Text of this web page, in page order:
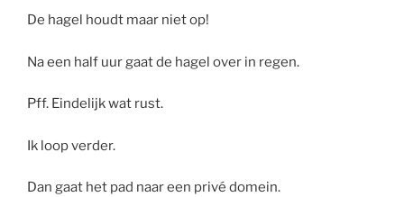
De hagel houdt maar niet op!
Na een half uur gaat de hagel over in regen.
Pff. Eindelijk wat rust.
Ik loop verder.
Dan gaat het pad naar een privé domein.